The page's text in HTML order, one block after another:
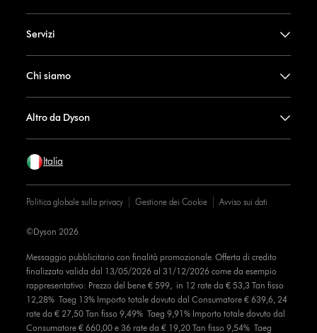
Servizi
Chi siamo
Altro da Dyson
Italia
Politica globale sulla privacy Gestione dei Cookie Avviso sui dati
Messaggio pubblicitario con finalità promozionale. Offerta di credito
finalizzato valida dal 13/05/2026 al 31/12/2026 come da esempio
rappresentativo: Prezzo del bene € 599, in 12 rate da € 53,3 Tan fisso
12,28% Taeg 13% Importo totale dovuto dal Consumatore € 639,6, 24
rate da € 27,50 Tan fisso 9,49% Taeg 9,91% Importo totale dovuto dal
Consumatore € 660,00 e 36 rate da € 19,20 Tan fisso 9,54% Taeg
©Dyson 2026